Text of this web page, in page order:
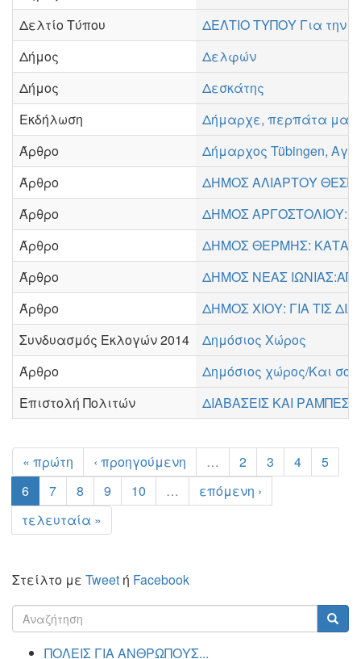
Δελτίο Τύπου
ΔΕΛΤΙΟ ΤΥΠΟΥ Για την
Δήμος
Δελφών
Δήμος
Δεσκάτης
Εκδήλωση
Δήμαρχε, περπάτα
Άρθρο
Δήμαρχος Tübingen,
Άρθρο
ΔΗΜΟΣ ΑΛΙΑΡΤΟΥ
Άρθρο
ΔΗΜΟΣ ΑΡΓΟΣΤΟΛΙΟΥ:
Άρθρο
ΔΗΜΟΣ ΘΕΡΜΗΣ:
Άρθρο
ΔΗΜΟΣ ΝΕΑΣ
Άρθρο
ΔΗΜΟΣ ΧΙΟΥ: ΓΙΑ ΤΙΣ
Συνδυασμός Εκλογών 2014
Δημόσιος Χώρος
Άρθρο
Δημόσιος χώρος/Και
Επιστολή Πολιτών
ΔΙΑΒΑΣΕΙΣ ΚΑΙ
« πρώτη ‹ προηγούμενη … 2 3 4
5
6
7 8 9 10 …
επόμενη ›
τελευταία »
Στείλτο με Tweet ή Facebook
Φόρμα
αναζήτησης
ΠΟΛΕΙΣ ΓΙΑ ΑΝΘΡΩΠΟΥΣ...